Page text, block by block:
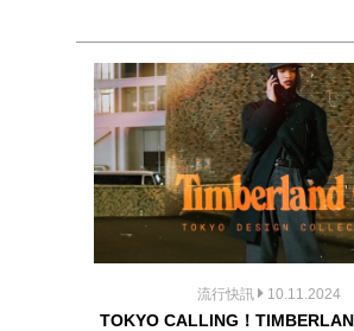
流行快訊 10.11.2024
TOKYO CALLING！